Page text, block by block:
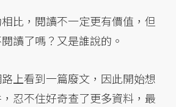
比，閱讀不一定更有價值，但
讀了嗎？又是誰說的。
上看到一篇廢文，因此開始想
忍不住好奇查了更多資料，最